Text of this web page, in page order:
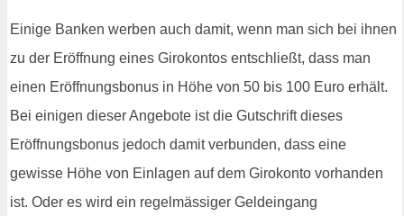
Einige Banken werben auch damit, wenn man sich bei ihnen
zu der Eröffnung eines Girokontos entschließt, dass man
einen Eröffnungsbonus in Höhe von 50 bis 100 Euro erhält.
Bei einigen dieser Angebote ist die Gutschrift dieses
Eröffnungsbonus jedoch damit verbunden, dass eine
gewisse Höhe von Einlagen auf dem Girokonto vorhanden
ist. Oder es wird ein regelmässiger Geldeingang